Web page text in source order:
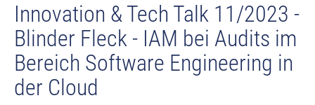
Innovation & Tech Talk 11/2023 -
Blinder Fleck - IAM bei Audits im
Bereich Software Engineering in
der Cloud